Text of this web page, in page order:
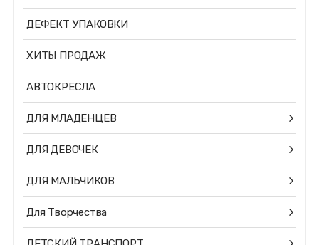
ДЕФЕКТ УПАКОВКИ
ХИТЫ ПРОДАЖ
АВТОКРЕСЛА
ДЛЯ МЛАДЕНЦЕВ
ДЛЯ ДЕВОЧЕК
ДЛЯ МАЛЬЧИКОВ
Для Творчества